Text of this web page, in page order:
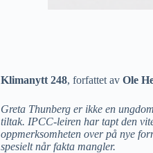
Klimanytt 248, forfattet avOle
Greta Thunberg er ikke en
tiltak. IPCC-leiren har tapt den
oppmerksomheten over på nye
spesielt når fakta mangler.